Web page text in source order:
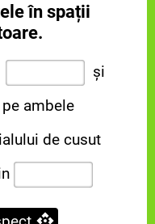
în spații
și
ambele
de cusut